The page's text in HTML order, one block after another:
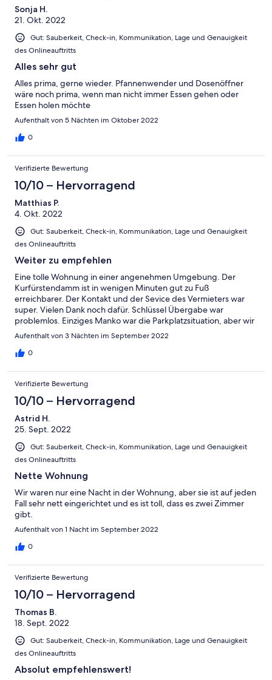
Sonja H.
21. Okt. 2022
Gut: Sauberkeit, Check-in, Kommunikation, Lage und Genauigkeit
des Onlineauftritts
Alles sehr gut
Alles prima, gerne wieder. Pfannenwender und Dosenöffner
wäre noch prima, wenn man nicht immer Essen gehen oder
Essen holen möchte
Aufenthalt von 5 Nächten im Oktober 2022
0
Verifizierte Bewertung
10/10 – Hervorragend
Matthias P.
4. Okt. 2022
Gut: Sauberkeit, Check-in, Kommunikation, Lage und Genauigkeit
des Onlineauftritts
Weiter zu empfehlen
Eine tolle Wohnung in einer angenehmen Umgebung. Der
Kurfürstendamm ist in wenigen Minuten gut zu Fuß
erreichbarer. Der Kontakt und der Sevice des Vermieters war
super. Vielen Dank noch dafür. Schlüssel Übergabe war
problemlos. Einziges Manko war die Parkplatzsituation, aber wir
haben immer nach etwas Suchen einen Parkplatz ums Eck
Aufenthalt von 3 Nächten im September 2022
0
Verifizierte Bewertung
10/10 – Hervorragend
Astrid H.
25. Sept. 2022
Gut: Sauberkeit, Check-in, Kommunikation, Lage und Genauigkeit
des Onlineauftritts
Nette Wohnung
Wir waren nur eine Nacht in der Wohnung, aber sie ist auf jeden
Fall sehr nett eingerichtet und es ist toll, dass es zwei Zimmer
gibt.
Aufenthalt von 1 Nacht im September 2022
0
Verifizierte Bewertung
10/10 – Hervorragend
Thomas B.
18. Sept. 2022
Gut: Sauberkeit, Check-in, Kommunikation, Lage und Genauigkeit
des Onlineauftritts
Absolut empfehlenswert!